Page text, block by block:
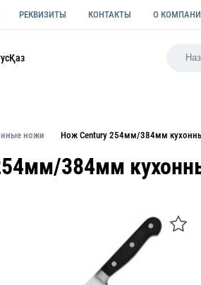
РЕКВИЗИТЫ КОНТАКТЫ О
Қаз
ножи Нож Century 254мм/384мм
384мм